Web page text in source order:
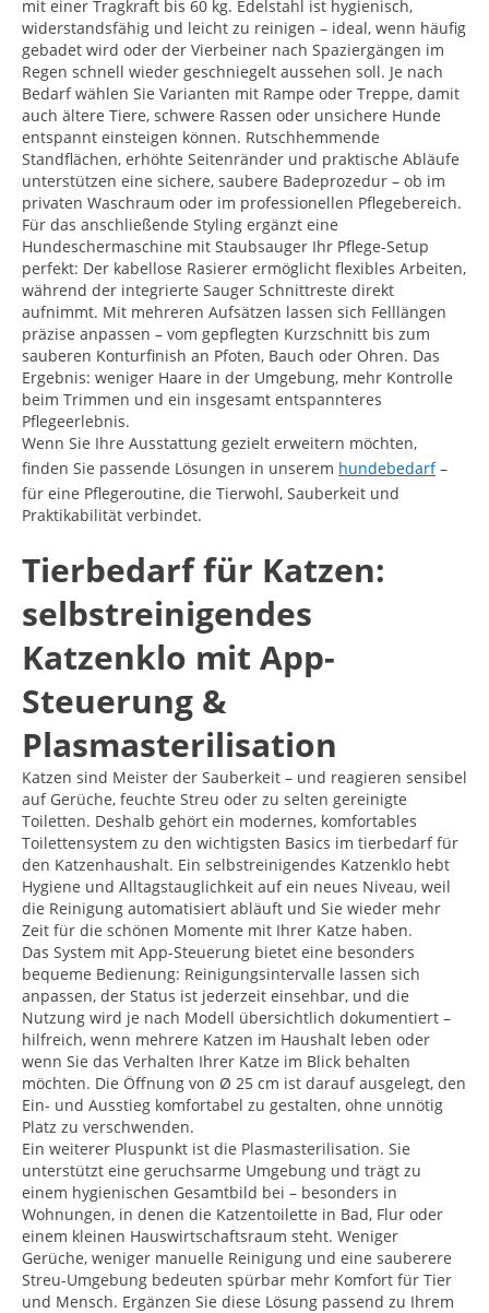
mit einer Tragkraft bis 60 kg. Edelstahl ist hygienisch,
widerstandsfähig und leicht zu reinigen – ideal, wenn häufig
gebadet wird oder der Vierbeiner nach Spaziergängen im
Regen schnell wieder geschniegelt aussehen soll. Je nach
Bedarf wählen Sie Varianten mit Rampe oder Treppe, damit
auch ältere Tiere, schwere Rassen oder unsichere Hunde
entspannt einsteigen können. Rutschhemmende
Standflächen, erhöhte Seitenränder und praktische Abläufe
unterstützen eine sichere, saubere Badeprozedur – ob im
privaten Waschraum oder im professionellen Pflegebereich.
Für das anschließende Styling ergänzt eine
Hundeschermaschine mit Staubsauger Ihr Pflege-Setup
perfekt: Der kabellose Rasierer ermöglicht flexibles Arbeiten,
während der integrierte Sauger Schnittreste direkt
aufnimmt. Mit mehreren Aufsätzen lassen sich Felllängen
präzise anpassen – vom gepflegten Kurzschnitt bis zum
sauberen Konturfinish an Pfoten, Bauch oder Ohren. Das
Ergebnis: weniger Haare in der Umgebung, mehr Kontrolle
beim Trimmen und ein insgesamt entspannteres
Pflegeerlebnis.
Wenn Sie Ihre Ausstattung gezielt erweitern möchten,
finden Sie passende Lösungen in unserem hundebedarf–
für eine Pflegeroutine, die Tierwohl, Sauberkeit und
Praktikabilität verbindet.
Tierbedarf für Katzen:
selbstreinigendes
Katzenklo mit App-
Steuerung &
Plasmasterilisation
Katzen sind Meister der Sauberkeit – und reagieren sensibel
auf Gerüche, feuchte Streu oder zu selten gereinigte
Toiletten. Deshalb gehört ein modernes, komfortables
Toilettensystem zu den wichtigsten Basics im tierbedarf für
den Katzenhaushalt. Ein selbstreinigendes Katzenklo hebt
Hygiene und Alltagstauglichkeit auf ein neues Niveau, weil
die Reinigung automatisiert abläuft und Sie wieder mehr
Zeit für die schönen Momente mit Ihrer Katze haben.
Das System mit App-Steuerung bietet eine besonders
bequeme Bedienung: Reinigungsintervalle lassen sich
anpassen, der Status ist jederzeit einsehbar, und die
Nutzung wird je nach Modell übersichtlich dokumentiert –
hilfreich, wenn mehrere Katzen im Haushalt leben oder
wenn Sie das Verhalten Ihrer Katze im Blick behalten
möchten. Die Öffnung von Ø 25 cm ist darauf ausgelegt, den
Ein- und Ausstieg komfortabel zu gestalten, ohne unnötig
Platz zu verschwenden.
Ein weiterer Pluspunkt ist die Plasmasterilisation. Sie
unterstützt eine geruchsarme Umgebung und trägt zu
einem hygienischen Gesamtbild bei – besonders in
Wohnungen, in denen die Katzentoilette in Bad, Flur oder
einem kleinen Hauswirtschaftsraum steht. Weniger
Gerüche, weniger manuelle Reinigung und eine sauberere
Streu-Umgebung bedeuten spürbar mehr Komfort für Tier
und Mensch. Ergänzen Sie diese Lösung passend zu Ihrem